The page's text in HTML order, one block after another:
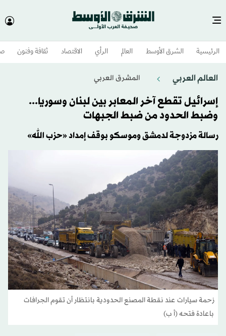
الرئيسية الشرق الأوسط​ العالم الرأي الاقتصاد ثقافة وفنون
العالم العربي المشرق العربي
إسرائيل تقطع آخر المعابر بين لبنان وسوريا...
وضبط الحدود من ضبط الجبهات
رسالة مزدوجة لدمشق وموسكو بوقف إمداد «حزب الله»
زحمة سيارات عند نقطة المصنع الحدودية بانتظار أن تقوم الجرافات
باعادة فتحه (أ ب)